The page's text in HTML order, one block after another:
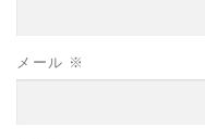
メール ※